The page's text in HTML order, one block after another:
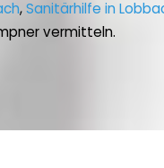
,Sanitärhilfe in
vermitteln.